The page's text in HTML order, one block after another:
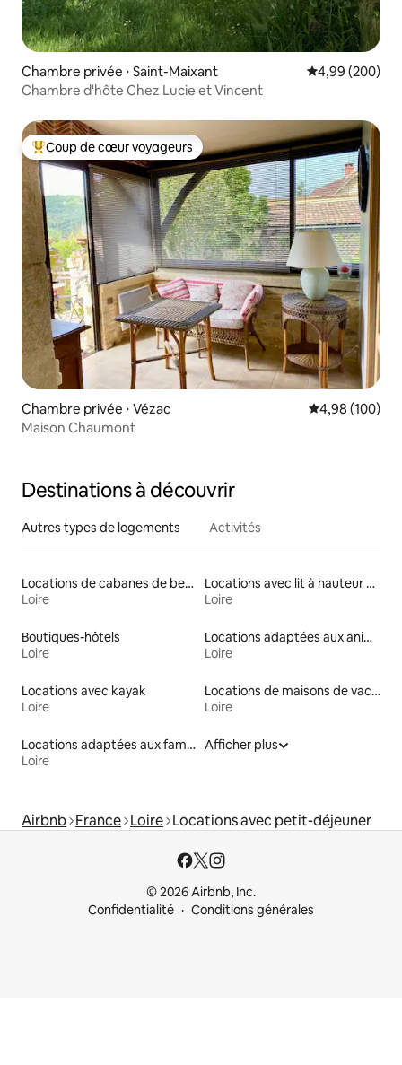
Chambre privée ⋅ Saint-Maixant Évaluation
4,99 (200)
Chambre d'hôte Chez Lucie et Vincent
Coups de cœur voyageurs les plus appréciés
Coup de cœur voyageurs
Chambre privée ⋅ Vézac Évaluation
4,98 (100)
Maison Chaumont
Destinations à découvrir
Autres types de logements Activités
Locations de cabanes de berger
Loire
Locations avec lit à hauteur adaptée
Loire
Boutiques-hôtels
Loire
Locations adaptées aux animaux
Loire
Locations avec kayak
Loire
Locations de maisons de vacances
Loire
Locations adaptées aux familles
Loire
Afficher plus
Airbnb France Loire Locations avec petit-déjeuner
© 2026 Airbnb, Inc.
Confidentialité
Conditions générales